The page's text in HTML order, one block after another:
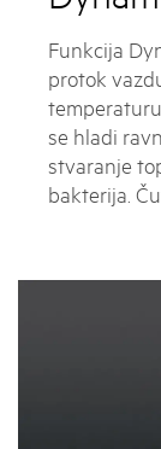
Funkcija
protok
se hladi
stvaranje
bakterija.